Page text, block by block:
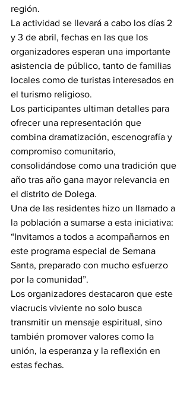
región.
La actividad se llevará a cabo los días 2
y 3 de abril, fechas en las que los
organizadores esperan una importante
asistencia de público, tanto de familias
locales como de turistas interesados en
el turismo religioso.
Los participantes ultiman detalles para
ofrecer una representación que
combina dramatización, escenografía y
compromiso comunitario,
consolidándose como una tradición que
año tras año gana mayor relevancia en
el distrito de Dolega.
Una de las residentes hizo un llamado a
la población a sumarse a esta iniciativa:
“Invitamos a todos a acompañarnos en
este programa especial de Semana
Santa, preparado con mucho esfuerzo
por la comunidad”.
Los organizadores destacaron que este
viacrucis viviente no solo busca
transmitir un mensaje espiritual, sino
también promover valores como la
unión, la esperanza y la reflexión en
estas fechas.